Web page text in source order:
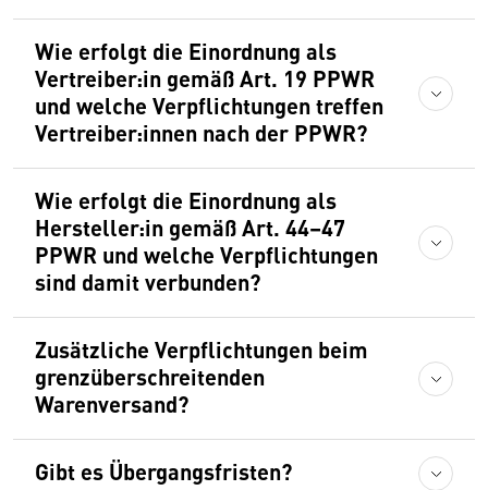
Wie erfolgt die Einordnung als
Vertreiber:in gemäß Art. 19 PPWR
und welche Verpflichtungen treffen
Vertreiber:innen nach der PPWR?
Wie erfolgt die Einordnung als
Hersteller:in gemäß Art. 44–47
PPWR und welche Verpflichtungen
sind damit verbunden?
Zusätzliche Verpflichtungen beim
grenzüberschreitenden
Warenversand?
Gibt es Übergangsfristen?